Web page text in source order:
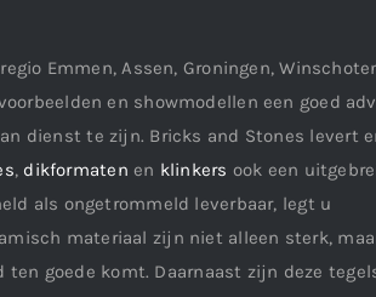
Emmen, Assen, Groningen,
en showmodellen een goed
dienst te zijn. Bricks and Stones levert
, dikformaten en klinkers ook een
als ongetrommeld leverbaar, legt u
materiaal zijn niet alleen sterk,
goede komt. Daarnaast zijn deze